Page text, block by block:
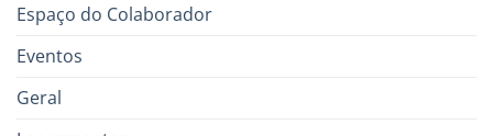
Espaço do Colaborador
Eventos
Geral